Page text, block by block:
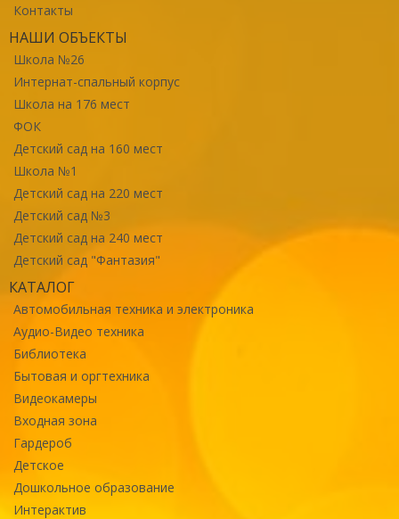
Контакты
НАШИ ОБЪЕКТЫ
Школа №26
Интернат-спальный корпус
Школа на 176 мест
ФОК
Детский сад на 160 мест
Школа №1
Детский сад на 220 мест
Детский сад №3
Детский сад на 240 мест
Детский сад "Фантазия"
КАТАЛОГ
Автомобильная техника и электроника
Аудио-Видео техника
Библиотека
Бытовая и оргтехника
Видеокамеры
Входная зона
Гардероб
Детское
Дошкольное образование
Интерактив